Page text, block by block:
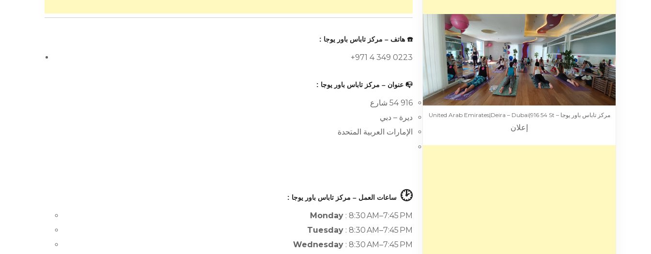
مركز تاباس باور يوجا – United Arab Emirates|Deira – Dubai|916 54 St
إعلان
☎️ هاتف – مركز تاباس باور يوجا :
+971 4 349 0223
📭 عنوان – مركز تاباس باور يوجا :
916 54 شارع
ديرة – دبي
الإمارات العربية المتحدة
🕑 ساعات العمل – مركز تاباس باور يوجا :
Monday : 8:30 AM–7:45 PM
Tuesday : 8:30 AM–7:45 PM
Wednesday : 8:30 AM–7:45 PM